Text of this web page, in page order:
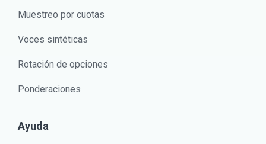
Muestreo por cuotas
Voces sintéticas
Rotación de opciones
Ponderaciones
Ayuda